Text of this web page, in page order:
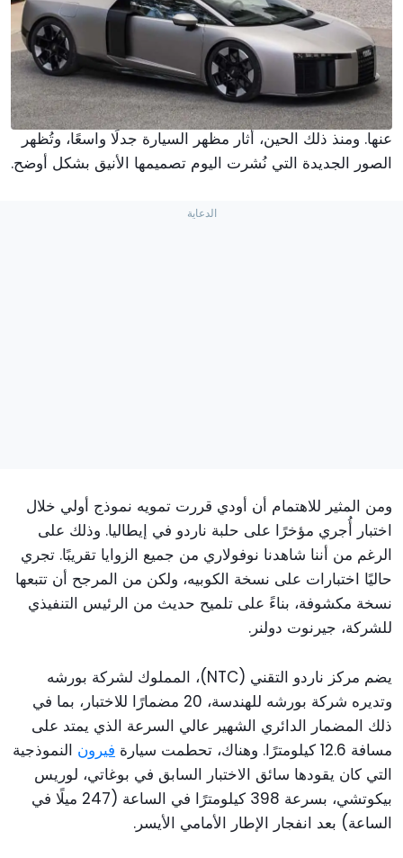
يمكن القول إن نوفولاري ظهرت فجأةً. فقد كشفت أوديعن
السيارة الأسبوع الماضي دون أي إعلان مسبق، ناهيك عن
عرض تشويقي. ليس هذا فحسب، بل لم تكن هناك أي صور أو
فيديوهات تجسسية لخليفة R8 غير المباشرة قبل الكشف
عنها. ومنذ ذلك الحين، أثار مظهر السيارة جدلًا واسعًا، وتُظهر
الصور الجديدة التي نُشرت اليوم تصميمها الأنيق بشكل أوضح.
ومن المثير للاهتمام أن أودي قررت تمويه نموذج أولي خلال
اختبار أُجري مؤخرًا على حلبة ناردو في إيطاليا. وذلك على
الرغم من أننا شاهدنا نوفولاري من جميع الزوايا تقريبًا. تجري
حاليًا اختبارات على نسخة الكوبيه، ولكن من المرجح أن تتبعها
نسخة مكشوفة، بناءً على تلميح حديث من الرئيس التنفيذي
للشركة، جيرنوت دولنر.
يضم مركز ناردو التقني (NTC)، المملوك لشركة بورشه
وتديره شركة بورشه للهندسة، 20 مضمارًا للاختبار، بما في
ذلك المضمار الدائري الشهير عالي السرعة الذي يمتد على
مسافة 12.6 كيلومترًا. وهناك، تحطمت سيارة
فيرون النموذجية
التي كان يقودها سائق الاختبار السابق في بوغاتي، لوريس
بيكوتشي، بسرعة 398 كيلومترًا في الساعة (247 ميلًا في
الساعة) بعد انفجار الإطار الأمامي الأيسر.